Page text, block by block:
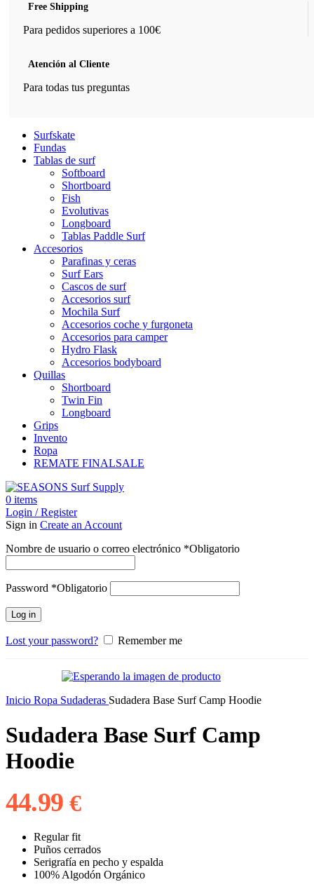
Free Shipping
Para pedidos superiores a 100€
Atención al Cliente
Para todas tus preguntas
Surfskate
Fundas
Tablas de surf
Softboard
Shortboard
Fish
Evolutivas
Longboard
Tablas Paddle Surf
Accesorios
Parafinas y ceras
Surf Ears
Cascos de surf
Accesorios surf
Mochila Surf
Accesorios coche y furgoneta
Accesorios para camper
Hydro Flask
Accesorios bodyboard
Quillas
Shortboard
Twin Fin
Longboard
Grips
Invento
Ropa
REMATE FINALSALE
0 items
Login / Register
Sign in Create an Account
Nombre de usuario o correo electrónico *Obligatorio
Password *Obligatorio
Log in
Lost your password? Remember me
Inicio Ropa Sudaderas Sudadera Base Surf Camp Hoodie
Sudadera Base Surf Camp
Hoodie
44.99€
Regular fit
Puños cerrados
Serigrafía en pecho y espalda
100% Algodón Orgánico